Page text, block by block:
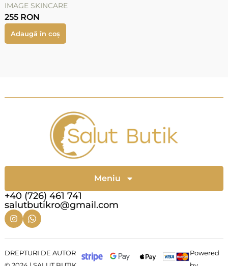
IMAGE SKINCARE
255 RON
Adaugă în coș
+40 (726) 461 741
salutbutikro@gmail.com
Meniu
DREPTURI DE AUTOR
Powered